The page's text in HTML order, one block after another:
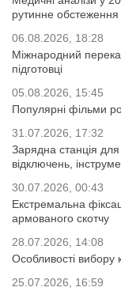
рутинне обстеження
06.08.2026, 18:28
Міжнародний
підготовці
05.08.2026, 15:45
Популярні фільми
31.07.2026, 17:32
Зарядна станція
відключень,
30.07.2026, 00:43
Екстремальна
армованого скотчу
28.07.2026, 14:08
Особливості вибору
25.07.2026, 16:59